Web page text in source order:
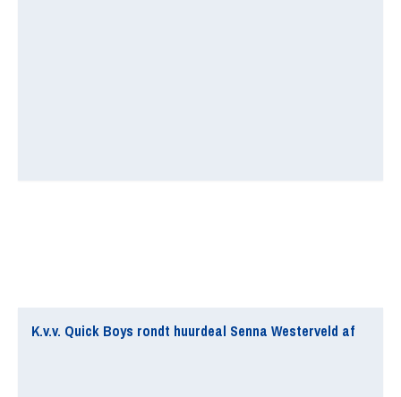
K.v.v. Quick Boys rondt huurdeal Senna Westerveld af